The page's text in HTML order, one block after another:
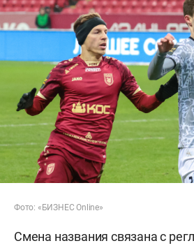
Фото: «БИЗНЕС Online»
Смена названия связана с